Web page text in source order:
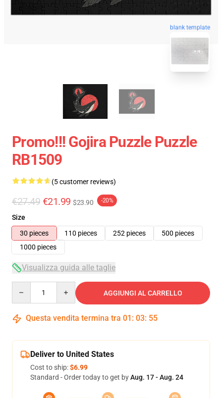
blank template
Promo!!! Gojira Puzzle Puzzle
RB1509
(5 customer reviews)
€27.49 €21.99 $23.90 -20%
Size
30 pieces
110 pieces 252 pieces
500 pieces
1000 pieces
Visualizza guida alle taglie
AGGIUNGI AL CARRELLO
Questa vendita termina tra 01 : 03: 54
Deliver to United States
Cost to ship:$6.99
Standard - Order today to get byAug. 17 - Aug. 24